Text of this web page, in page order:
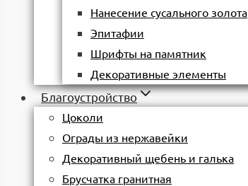
Нанесение сусального золота
Эпитафии
Шрифты на памятник
Декоративные элементы
Благоустройство
Цоколи
Ограды из нержавейки
Декоративный щебень и галька
Брусчатка гранитная